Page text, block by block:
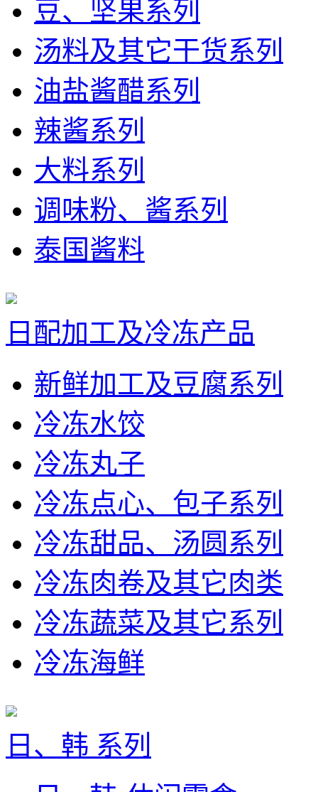
豆、坚果系列
汤料及其它干货系列
油盐酱醋系列
辣酱系列
大料系列
调味粉、酱系列
泰国酱料
日配加工及冷冻产品
新鲜加工及豆腐系列
冷冻水饺
冷冻丸子
冷冻点心、包子系列
冷冻甜品、汤圆系列
冷冻肉卷及其它肉类
冷冻蔬菜及其它系列
冷冻海鲜
日、韩 系列